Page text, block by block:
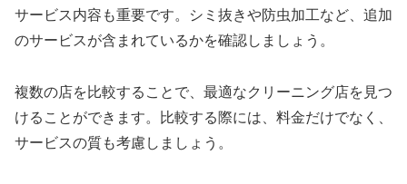
サービス内容も重要です。シミ抜きや防虫加工など、追加
のサービスが含まれているかを確認しましょう。
複数の店を比較することで、最適なクリーニング店を見つ
けることができます。比較する際には、料金だけでなく、
サービスの質も考慮しましょう。